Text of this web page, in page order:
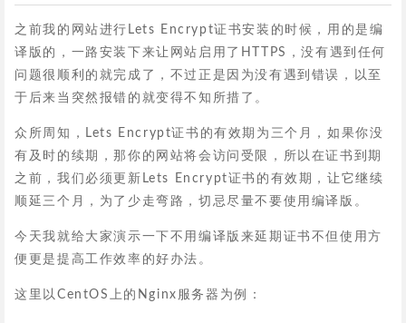
之前我的网站进行Lets Encrypt证书安装的时候，用的是编
译版的，一路安装下来让网站启用了HTTPS，没有遇到任何
问题很顺利的就完成了，不过正是因为没有遇到错误，以至
于后来当突然报错的就变得不知所措了。
众所周知，Lets Encrypt证书的有效期为三个月，如果你没
有及时的续期，那你的网站将会访问受限，所以在证书到期
之前，我们必须更新Lets Encrypt证书的有效期，让它继续
顺延三个月，为了少走弯路，切忌尽量不要使用编译版。
今天我就给大家演示一下不用编译版来延期证书不但使用方
便更是提高工作效率的好办法。
这里以CentOS上的Nginx服务器为例：